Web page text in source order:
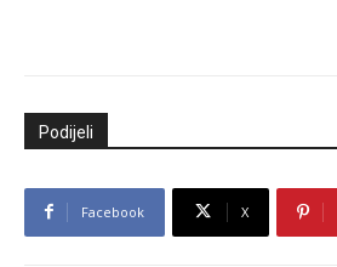
Podijeli
Facebook X